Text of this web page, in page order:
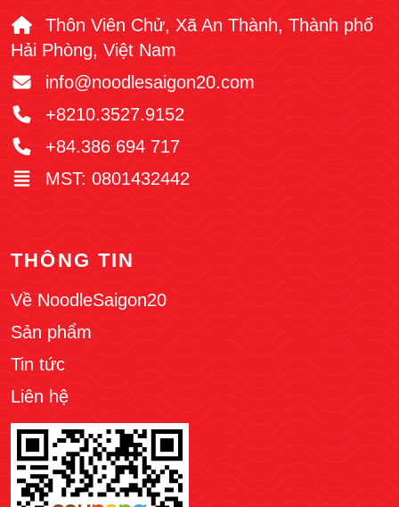
Thôn Viên Chử, Xã An Thành, Thành phố
Hải Phòng, Việt Nam
info@noodlesaigon20.com
+8210.3527.9152
+84.386 694 717
MST: 0801432442
THÔNG TIN
Về NoodleSaigon20
Sản phẩm
Tin tức
Liên hệ